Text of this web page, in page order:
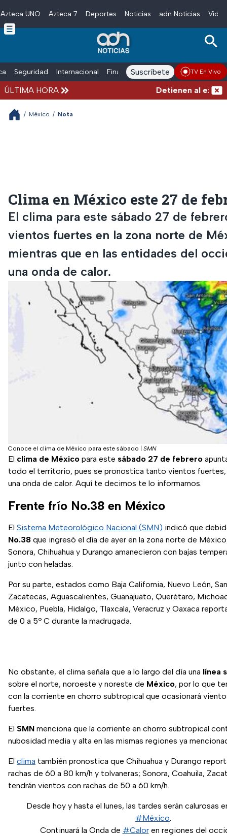
Skip to main content
Azteca UNO Azteca 7 Deportes Noticias adn Noticias
Seguridad Internacional Finanzas adn Noticias Radio
Suscríbete TV En Vivo
ÚLTIMA HORA Detienen al
/ México / Nota
Clima en México este 27 de
El clima para este sábado 27 de
vientos fuertes en la zona norte de
mientras que en las entidades del
una onda de calor.
Conoce el clima de México para este sábado SMN
El clima de México para este sábado 27 de febrero
todo el territorio, pues se pronostica tanto vientos
una onda de calor. Aquí te decimos te lo informamos.
Frente frío No.38 en México
El Sistema Meteorológico Nacional (SMN) indicó que
No.38 que ingresó el día de ayer en la zona norte de
Sonora, Chihuahua y Durango amanecieron con bajas
junto con heladas.
Por su parte, estados como Baja California, Nuevo León,
Zacatecas, Aguascalientes, Guanajuato, Querétaro,
México, Puebla, Hidalgo, Tlaxcala, Veracruz y Oaxaca
de 0 a 5º C durante la madrugada.
No obstante, el clima señala que a lo largo del día una línea
sobre el norte, noroeste y noreste de México, por lo que
con la corriente en chorro subtropical que ocasionará
fuertes.
El SMN menciona que la corriente en chorro subtropical
nubosidad media y alta en las mismas regiones ya
El clima también pronostica que Chihuahua y Durango
rachas de 60 a 80 km/h y tolvaneras; Sonora, Coahuila,
tendrán vientos con rachas de 50 a 60 km/h.
Desde hoy y hasta el lunes, las tardes serán calurosas
#México.
Continuará la Onda de #Caloren regiones del